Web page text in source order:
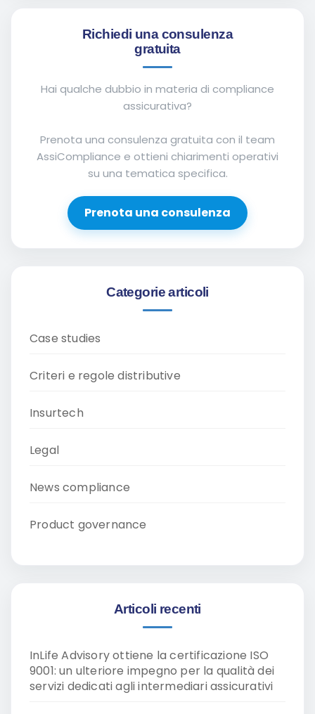
Richiedi una consulenza
gratuita
Hai qualche dubbio in materia di compliance
assicurativa?
Prenota una consulenza gratuita con il team
AssiCompliance e ottieni chiarimenti operativi
su una tematica specifica.
Prenota una consulenza
Categorie articoli
Case studies
Criteri e regole distributive
Insurtech
Legal
News compliance
Product governance
Articoli recenti
InLife Advisory ottiene la certificazione ISO
9001: un ulteriore impegno per la qualità dei
servizi dedicati agli intermediari assicurativi